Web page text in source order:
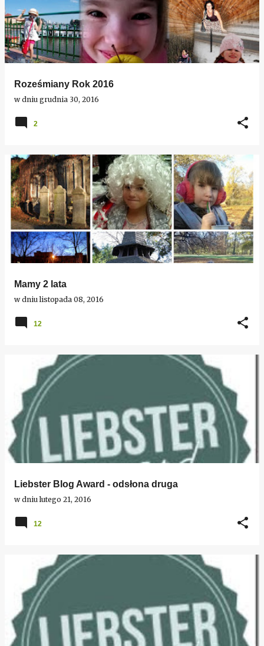
Roześmiany Rok 2016
w dniu grudnia 30, 2016
2
Mamy 2 lata
w dniulistopada 08, 2016
12
Liebster Blog Award - odsłona druga
w dniulutego 21, 2016
12